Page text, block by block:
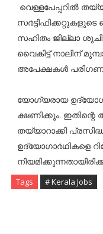
വെള്ളപേപ്പറിൽ
സഹിതം ജില്ലാ
വൈകിട്ട് നാലിന്
അപേക്ഷകൾ
യോഗ്യരായ
ക്ഷണിക്കും. ഇതിന്റെ
തയ്യാറാക്കി
ഉദ്യോഗാ൪ഥികളെ
Tags # Kerala Jobs